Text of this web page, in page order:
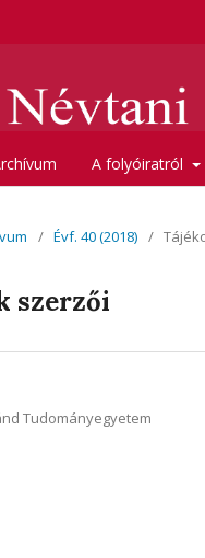
A folyóiratról
/ Évf. 40 (2018) /
szerzői
Tudományegyetem